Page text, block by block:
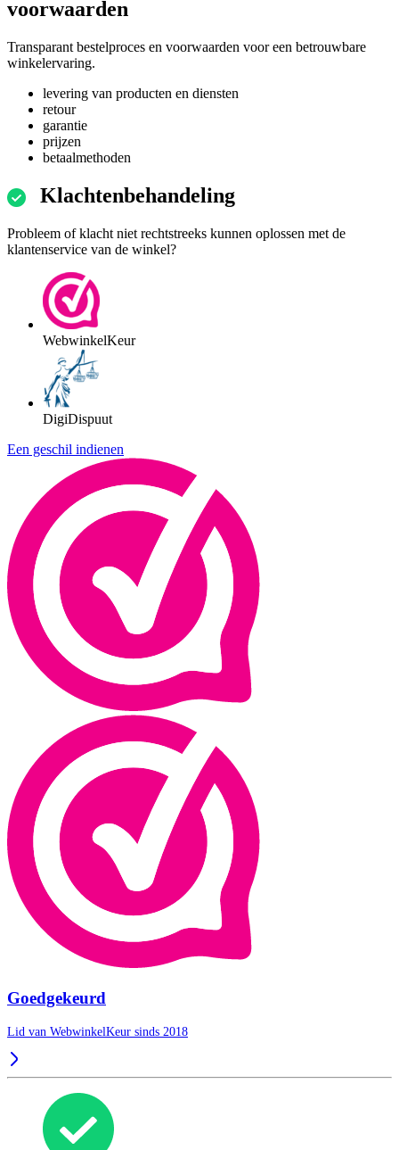
voorwaarden
Transparant bestelproces en voorwaarden voor een betrouwbare
winkelervaring.
levering van producten en diensten
retour
garantie
prijzen
betaalmethoden
Klachtenbehandeling
Probleem of klacht niet rechtstreeks kunnen oplossen met de
klantenservice van de winkel?
WebwinkelKeur
DigiDispuut
Een geschil indienen
Goedgekeurd
Lid van WebwinkelKeur sinds 2018